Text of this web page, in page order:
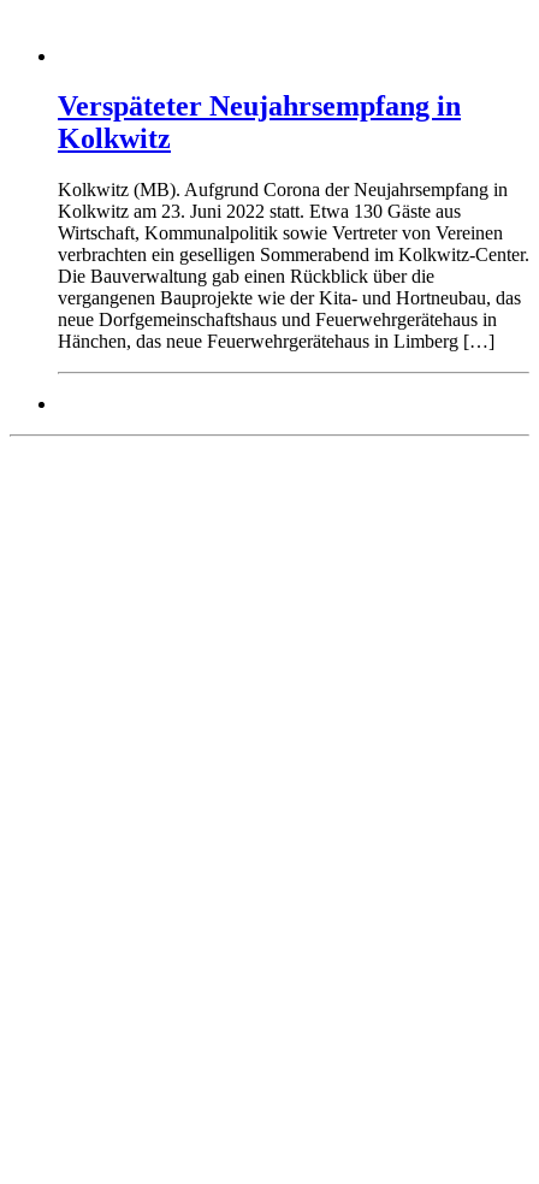
Verspäteter Neujahrsempfang in
Kolkwitz
Kolkwitz (MB). Aufgrund Corona der Neujahrsempfang in
Kolkwitz am 23. Juni 2022 statt. Etwa 130 Gäste aus
Wirtschaft, Kommunalpolitik sowie Vertreter von Vereinen
verbrachten ein geselligen Sommerabend im Kolkwitz-Center.
Die Bauverwaltung gab einen Rückblick über die
vergangenen Bauprojekte wie der Kita- und Hortneubau, das
neue Dorfgemeinschaftshaus und Feuerwehrgerätehaus in
Hänchen, das neue Feuerwehrgerätehaus in Limberg […]